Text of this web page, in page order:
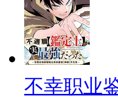
不幸职业